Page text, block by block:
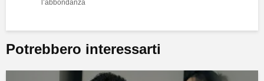
l’abbondanza
Potrebbero interessarti